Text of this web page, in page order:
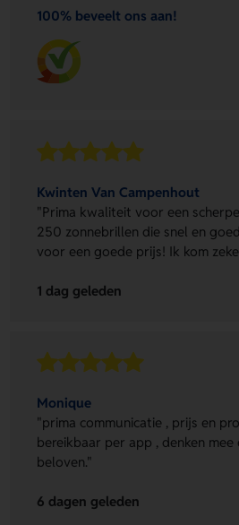
100% beveelt ons aan!
Kwinten Van Campenhout
"Prima kwaliteit voor een
250 zonnebrillen die snel en
voor een goede prijs! Ik kom
1 dag geleden
Monique
"prima communicatie , prijs en
bereikbaar per app , denken
beloven."
6 dagen geleden